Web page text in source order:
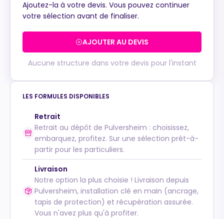
Ajoutez-la à votre devis. Vous pouvez continuer
votre sélection avant de finaliser.
AJOUTER AU DEVIS
Aucune structure dans votre devis pour l'instant
LES FORMULES DISPONIBLES
Retrait
Retrait au dépôt de Pulversheim : choisissez,
embarquez, profitez. Sur une sélection prêt-à-
partir pour les particuliers.
Livraison
Notre option la plus choisie ! Livraison depuis
Pulversheim, installation clé en main (ancrage,
tapis de protection) et récupération assurée.
Vous n'avez plus qu'à profiter.